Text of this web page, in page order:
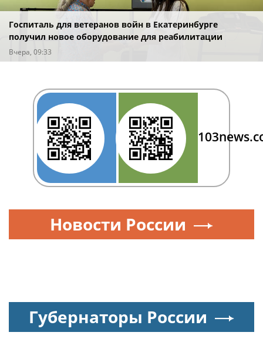
Госпиталь для ветеранов войн в Екатеринбурге
получил новое оборудование для реабилитации
Вчера, 09:33
Новости России
Губернаторы России